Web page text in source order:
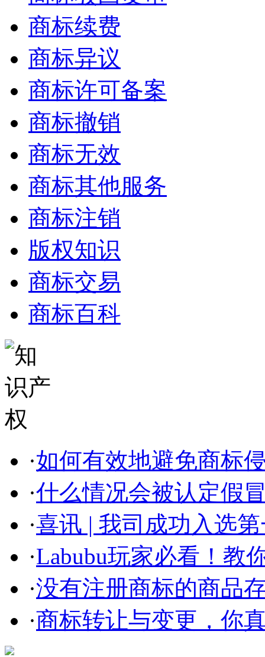
商标续费
商标异议
商标许可备案
商标撤销
商标无效
商标其他服务
商标注销
版权知识
商标交易
商标百科
·如何有效地避免商标
·什么情况会被认定假
·喜讯 | 我司成功入选
·Labubu玩家必看！教
·没有注册商标的商品
·商标转让与变更，你